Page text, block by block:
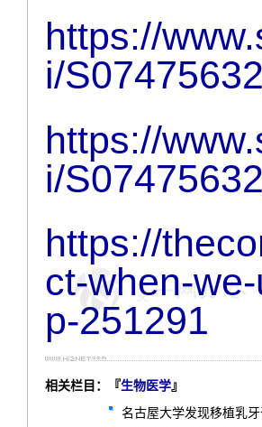
https://
i/
https://
i/
https://
ct-when-
p-251291
相关栏目：『生物医学』
名古屋大学发现移植乳